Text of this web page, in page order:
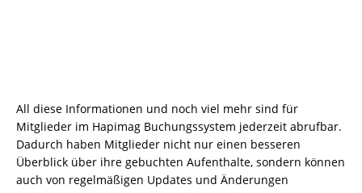
All diese Informationen und noch viel mehr sind für
Mitglieder im Hapimag Buchungssystem jederzeit abrufbar.
Dadurch haben Mitglieder nicht nur einen besseren
Überblick über ihre gebuchten Aufenthalte, sondern können
auch von regelmäßigen Updates und Änderungen